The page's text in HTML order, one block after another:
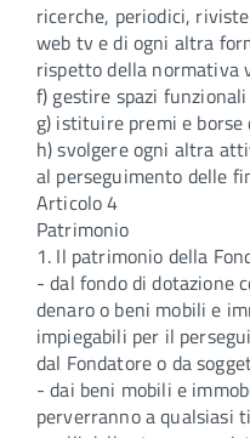
ricerche, periodici,
web tv e di ogni altra
rispetto della normativa
f) gestire spazi
g) istituire premi e borse
h) svolgere ogni altra
al perseguimento delle
Articolo 4
Patrimonio
1. Il patrimonio della
- dal fondo di dotazione
denaro o beni mobili e
impiegabili per il
dal Fondatore o da
- dai beni mobili e
perverranno a qualsiasi